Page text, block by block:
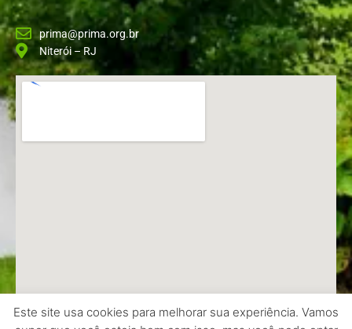
prima@prima.org.br
Niterói – RJ
Este site usa cookies para melhorar sua experiência. Vamos